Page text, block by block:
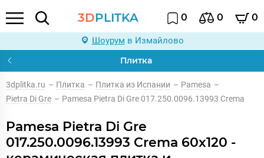
3DPLITKA 0 0 0
Шоурум в Измайлово
Плитка
3dplitka.ru – Плитка – Плитка из Испании – Pamesa –
Pietra Di Gre – Pamesa Pietra Di Gre 017.250.0096.13993 Crema
Pamesa Pietra Di Gre
017.250.0096.13993 Crema 60x120 -